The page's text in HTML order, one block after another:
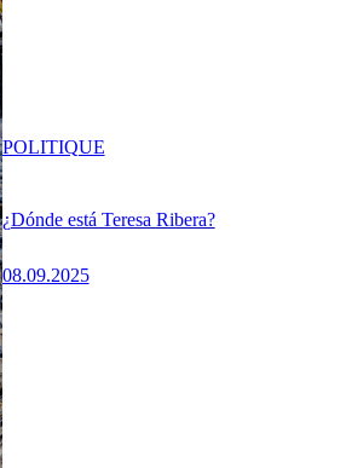
¿Dónde está Teresa Ribera?
08.09.2025
POLITIQUE